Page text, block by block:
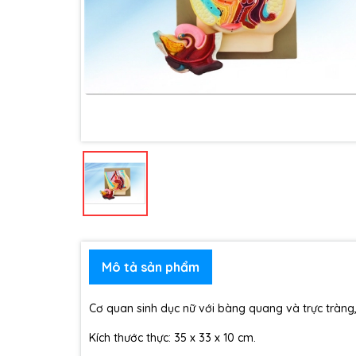
Mô tả sản phẩm
Cơ quan sinh dục nữ với bàng quang và trực
Kích thước thực: 35 x 33 x 10 cm.